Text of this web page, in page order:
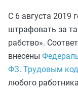
С 6 августа 2019
штрафовать за
рабство».
внесены
ФЗ. Трудовым
любого